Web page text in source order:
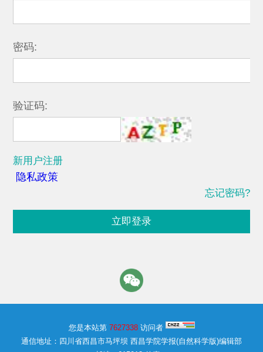
密码:
验证码:
新用户注册
隐私政策
忘记密码?
立即登录
您是本站第 7627338访问者
通信地址：四川省西昌市马坪坝 西昌学院学报(自然科学版)编辑部